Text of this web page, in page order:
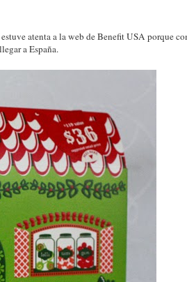
estuve atenta a la web de Benefit USA porque
a España.